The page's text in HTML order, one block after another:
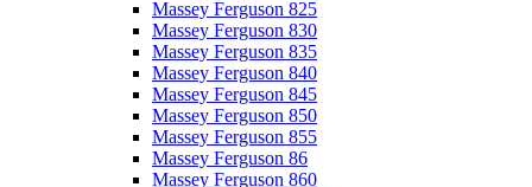
Massey Ferguson 825
Massey Ferguson 830
Massey Ferguson 835
Massey Ferguson 840
Massey Ferguson 845
Massey Ferguson 850
Massey Ferguson 855
Massey Ferguson 86
Massey Ferguson 860